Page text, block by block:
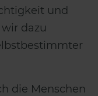
und
dazu
die Menschen